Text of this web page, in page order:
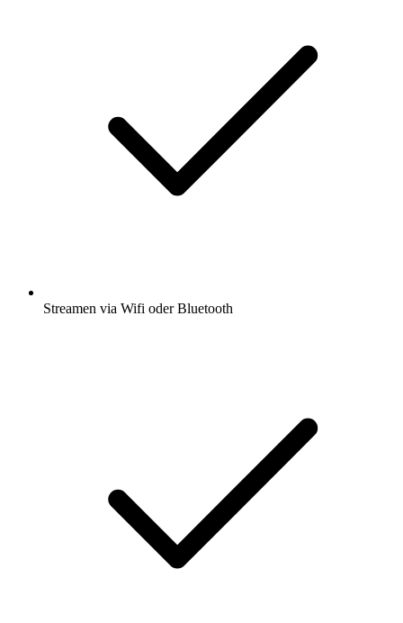
Streamen via Wifi oder Bluetooth